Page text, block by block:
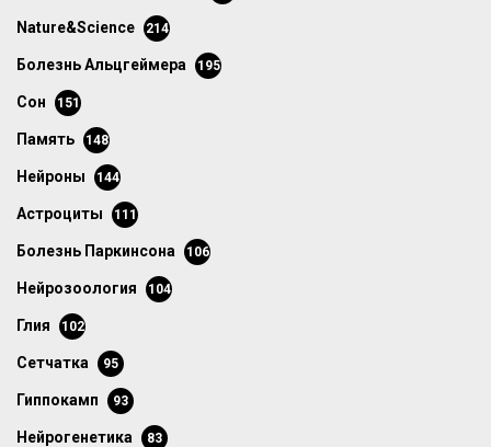
Nature&Science 214
болезнь Альцгеймера 195
сон 151
память 148
нейроны 144
астроциты 111
болезнь Паркинсона 106
нейрозоология 104
глия 102
сетчатка 95
гиппокамп 93
нейрогенетика 83